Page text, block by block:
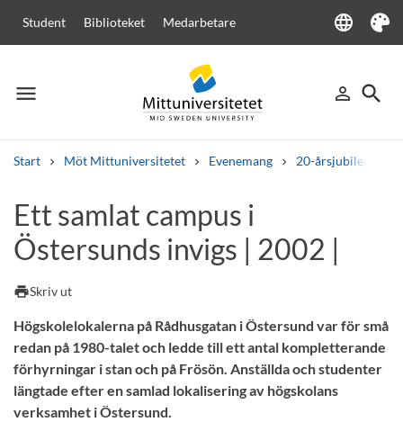
Student Biblioteket Medarbetare language
Language
Tema
menu
Meny person_outline
Logga in
search
Sök
Start Möt Mittuniversitetet Evenemang 20-årsjubileum
Andra söktjänster
Kurser och programKursplaner VälkomstbrevPersonal
Ett samlat campus i
Östersunds invigs | 2002 |
printSkriv ut
Högskolelokalerna på Rådhusgatan i Östersund var för små
redan på 1980-talet och ledde till ett antal kompletterande
förhyrningar i stan och på Frösön. Anställda och studenter
längtade efter en samlad lokalisering av högskolans
verksamhet i Östersund.